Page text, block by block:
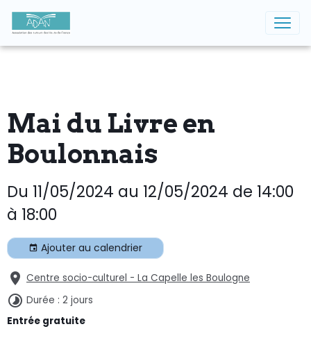
Mai du Livre en
Boulonnais
Du 11/05/2024 au 12/05/2024 de 14:00
à 18:00
Ajouter au calendrier
Centre socio-culturel - La Capelle les Boulogne
Durée : 2 jours
Entrée gratuite